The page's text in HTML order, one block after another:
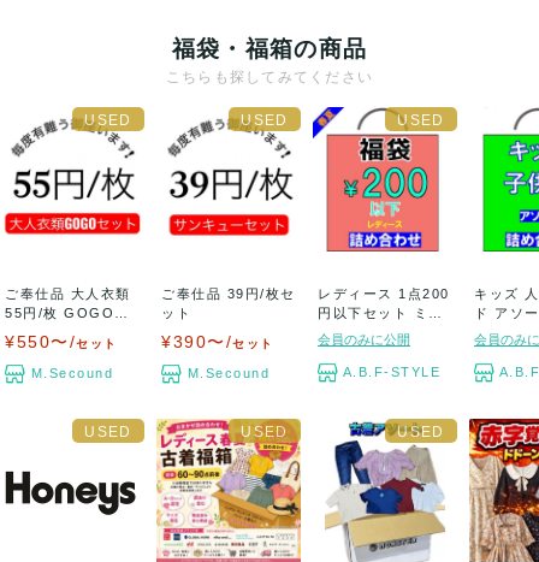
福袋・福箱の商品
こちらも探してみてください
ご奉仕品 大人衣類
55円/枚 GOGOセ
¥550〜/セット
M.Secound
ご奉仕品 39円/枚セ
ット
¥390〜/セット
M.Secound
レディース 1点200
円以下セット ミセ
ス カジュ...
会員のみに公開
A.B.F-STYLE
キッズ
ド アソ
ス パン
会員のみ